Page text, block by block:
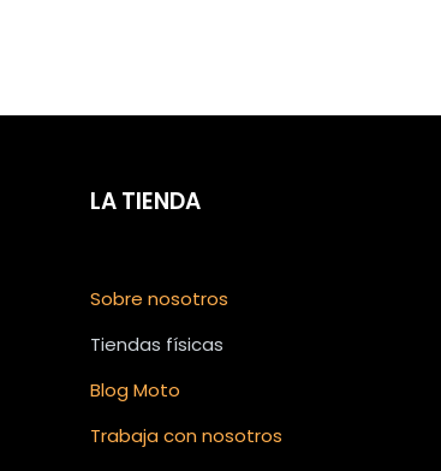
LA TIENDA
Sobre nosotros
Tiendas físicas
Blog Moto
Trabaja con nosotros